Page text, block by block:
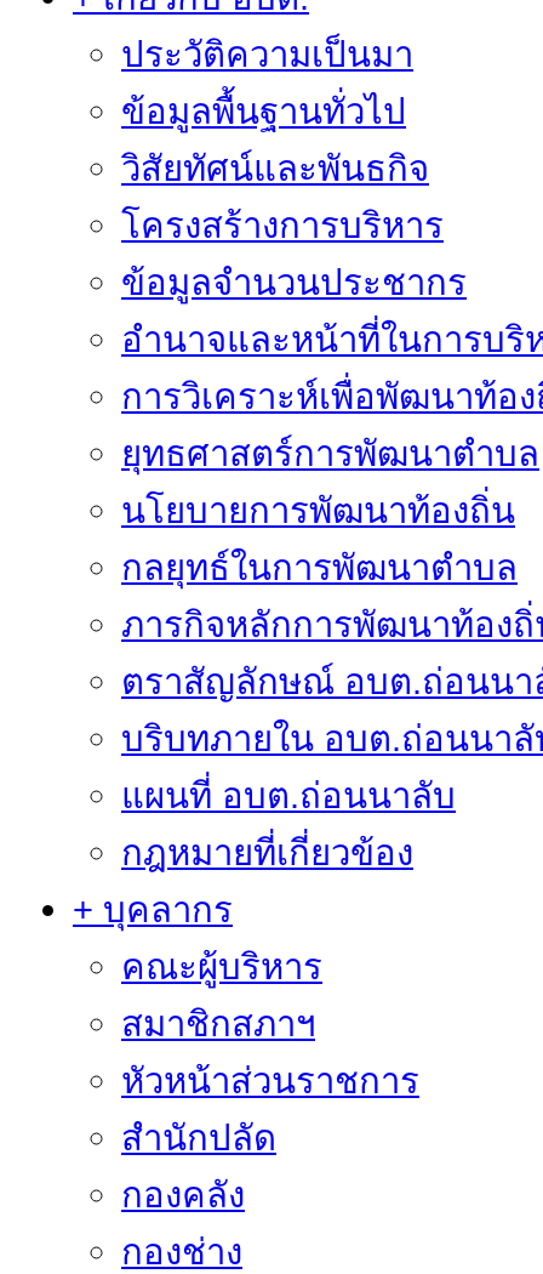
ประวัติความเป็นมา
ข้อมูลพื้นฐานทั่วไป
วิสัยทัศน์และพันธกิจ
โครงสร้างการบริหาร
ข้อมูลจำนวนประชากร
อำนาจและหน้าที่ในการบริ
การวิเคราะห์เพื่อพัฒนาท้อ
ยุทธศาสตร์การพัฒนาตำบล
นโยบายการพัฒนาท้องถิ่น
กลยุทธ์ในการพัฒนาตำบล
ภารกิจหลักการพัฒนาท้อง
ตราสัญลักษณ์ อบต.ถ่อนนา
บริบทภายใน อบต.ถ่อนนา
แผนที่ อบต.ถ่อนนาลับ
กฎหมายที่เกี่ยวข้อง
+ บุคลากร
คณะผู้บริหาร
สมาชิกสภาฯ
หัวหน้าส่วนราชการ
สำนักปลัด
กองคลัง
กองช่าง